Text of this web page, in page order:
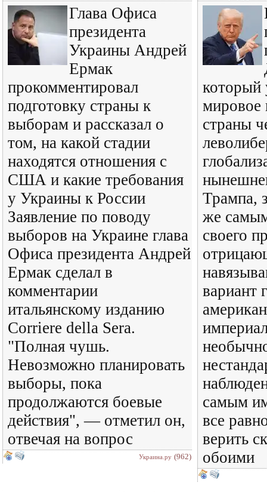
Глава Офиса
президента
Украины Андрей
Ермак
прокомментировал
подготовку страны к
выборам и рассказал о
том, на какой стадии
находятся отношения с
США и какие требования
у Украины к России
Заявление по поводу
выборов на Украине глава
Офиса президента Андрей
Ермак сделал в
комментарии
итальянскому изданию
Corriere della Sera.
"Полная чушь.
Невозможно планировать
выборы, пока
продолжаются боевые
действия", — отметил он,
отвечая на вопрос
Украина.ру (962)
который
мировое
страны
Трампа,
же
своего
вариант
самым
все
верить
обоими